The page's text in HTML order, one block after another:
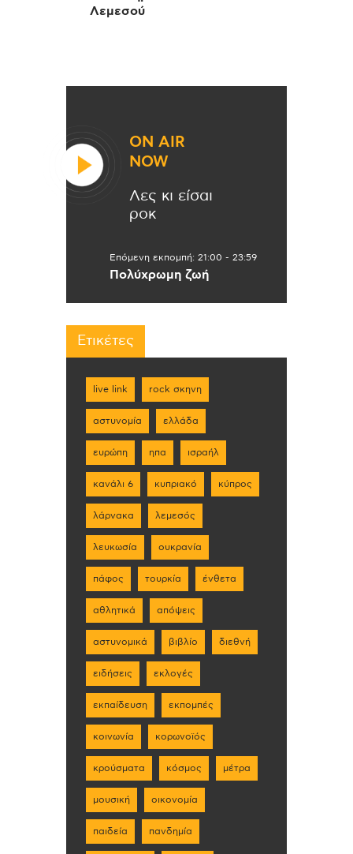
Λεμεσού
ON AIR
NOW
Λες κι είσαι
ροκ
Επόμενη εκπομπή: 21:00 - 23:59
Πολύχρωμη ζωή
Ετικέτες
live link rock σκηνη
αστυνομία ελλάδα
ευρώπη ηπα ισραήλ
κανάλι 6 κυπριακό κύπρος
λάρνακα λεμεσός
λευκωσία ουκρανία
πάφος τουρκία ένθετα
αθλητικά απόψεις
αστυνομικά βιβλίο διεθνή
ειδήσεις εκλογές
εκπαίδευση εκπομπές
κοινωνία κορωνοϊός
κρούσματα κόσμος μέτρα
μουσική οικονομία
παιδεία πανδημία